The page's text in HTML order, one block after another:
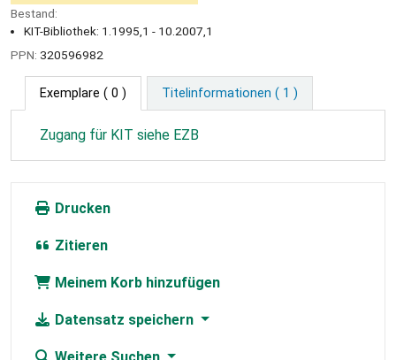
Bestand:
KIT-Bibliothek: 1.1995,1 - 10.2007,1
PPN: 320596982
Exemplare ( 0 ) Titelinformationen ( 1 )
Zugang für KIT siehe EZB
Drucken
Zitieren
Meinem Korb hinzufügen
Datensatz speichern